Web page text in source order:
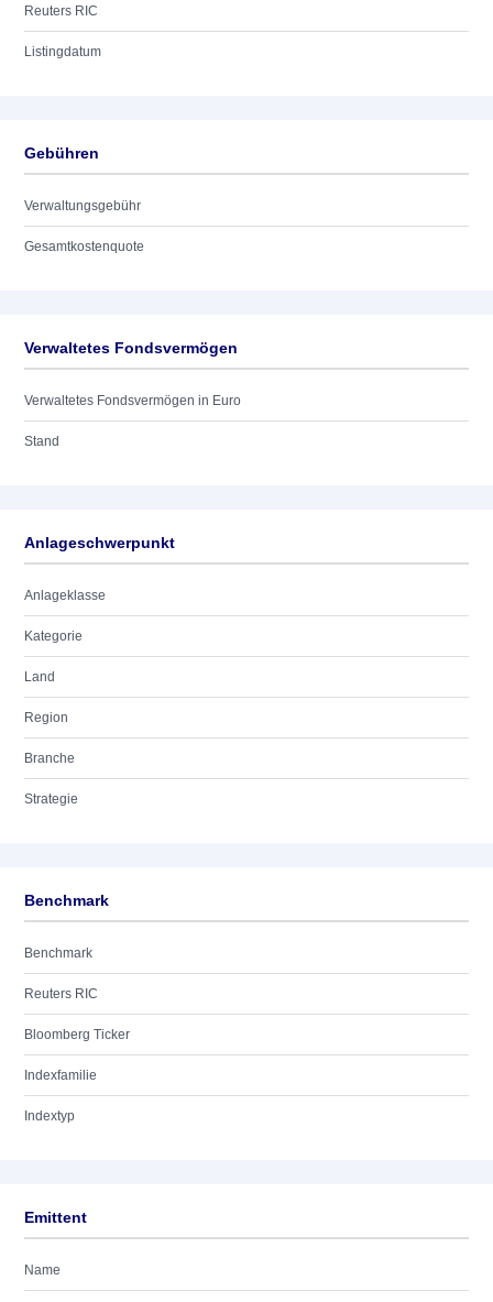
Reuters RIC
Listingdatum
Gebühren
Verwaltungsgebühr
Gesamtkostenquote
Verwaltetes Fondsvermögen
Verwaltetes Fondsvermögen in Euro
Stand
Anlageschwerpunkt
Anlageklasse
Kategorie
Land
Region
Branche
Strategie
Benchmark
Benchmark
Reuters RIC
Bloomberg Ticker
Indexfamilie
Indextyp
Emittent
Name